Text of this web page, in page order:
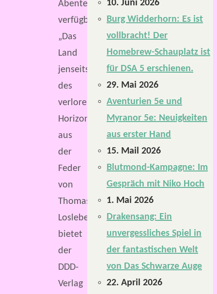
Abenteuer
verfügbar:
„Das
Land
jenseits
des
verlorenen
Horizonts“
aus
der
Feder
von
Thomas
Losleben
bietet
der
DDD-
Verlag
10. Juni 2026
Burg Widderhorn: Es ist
vollbracht! Der
Homebrew-Schauplatz ist
für DSA 5 erschienen.
29. Mai 2026
Aventurien 5e und
Myranor 5e: Neuigkeiten
aus erster Hand
15. Mail 2026
Blutmond-Kampagne: Im
Gespräch mit Niko Hoch
1. Mai 2026
Drakensang: Ein
unvergessliches Spiel in
der fantastischen Welt
von Das Schwarze Auge
22. April 2026